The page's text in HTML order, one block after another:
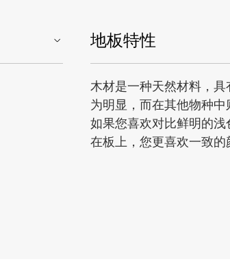
地板特性
木材是一种天然材料，
为明显，而在其他物种中
如果您喜欢对比鲜明的
在板上，您更喜欢一致